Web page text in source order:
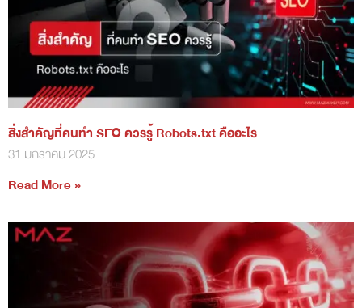
สิ่งสำคัญที่คนทำ SEO ควรรู้ Robots.txt คืออะไร
31 มกราคม 2025
Read More »